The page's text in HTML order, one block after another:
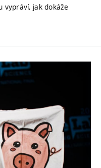
vypráví, jak dokáže